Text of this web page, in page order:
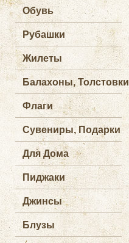
Обувь
Рубашки
Жилеты
Балахоны, Толстовки
Флаги
Сувениры, Подарки
Для Дома
Пиджаки
Джинсы
Блузы